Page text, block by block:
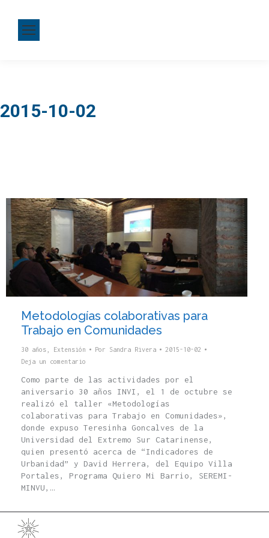
2015-10-02
Metodologías colaborativas para
Trabajo en Comunidades
30 años Extensión Por Sandra Rivera
2015-10-02
Deja un comentario
Como parte de las actividades por el
aniversario 30 años INVI, el 1 de octubre se
realizó el taller «Metodologías
colaborativas para Trabajo en Comunidades»,
donde expuso Teresinha Goncalves de la
Universidad del Extremo Sur Catarinense,
quien presentó acerca de “Indicadores de
Urbanidad” y David Herrera, del Equipo Villa
Portales, Programa Quiero Mi Barrio, SEREMI-
MINVU,…